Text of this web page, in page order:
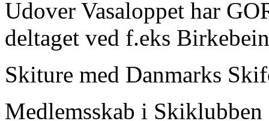
Udover Vasaloppet har
deltaget ved f.eks
Skiture med Danmarks
Medlemsskab i